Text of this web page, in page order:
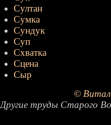
Султан
Сумка
Сундук
Суп
Схватка
Сцена
Сыр
©
Другие труды Старого